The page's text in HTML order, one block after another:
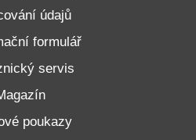
údajů
formulář
servis
poukazy